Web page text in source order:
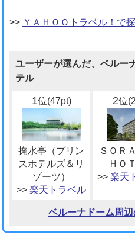
>> ＹＡＨＯＯトラベル！で
ユーザーが選んだ、ベルー
テル
1位(47pt)
掬水亭（プリン
スホテルズ＆リ
ゾーツ）
>> 楽天トラベル
2位
ＳＯＲ
ＨＯ
>> 楽天
ベルーナドーム周